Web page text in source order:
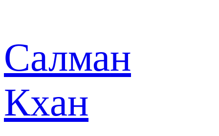
Салман
Кхан